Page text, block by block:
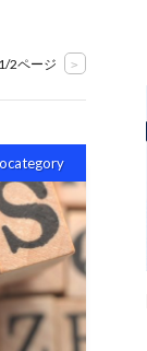
1/2ページ >